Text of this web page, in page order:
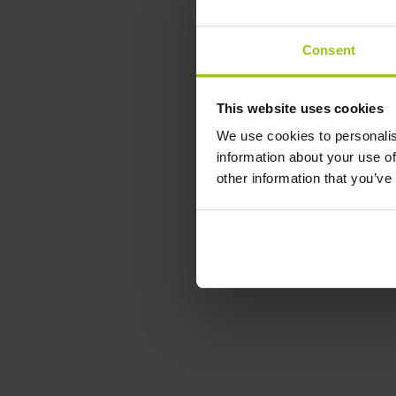
Consent
This website uses cookies
We use cookies to
information about your use
other information that